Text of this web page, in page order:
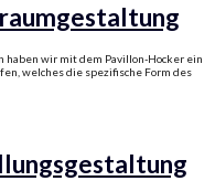
haben wir mit dem Pavillon-Hocker ein
welches die spezifische Form des